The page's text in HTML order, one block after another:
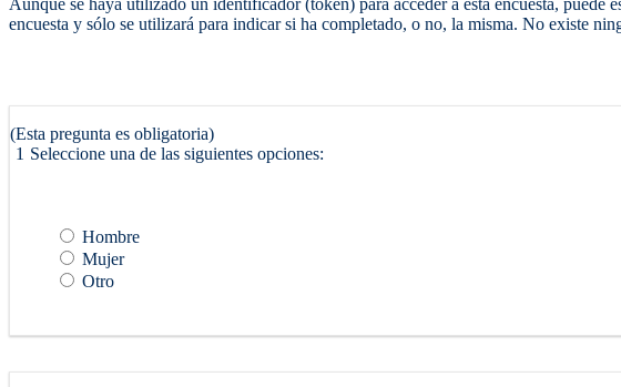
Aunque se haya utilizado un identificador (token) para acceder a esta encuesta, puede
encuesta y sólo se utilizará para indicar si ha completado, o no, la misma. No existe
(Esta pregunta es obligatoria)
1 Seleccione una de las siguientes opciones:
Hombre
Mujer
Otro